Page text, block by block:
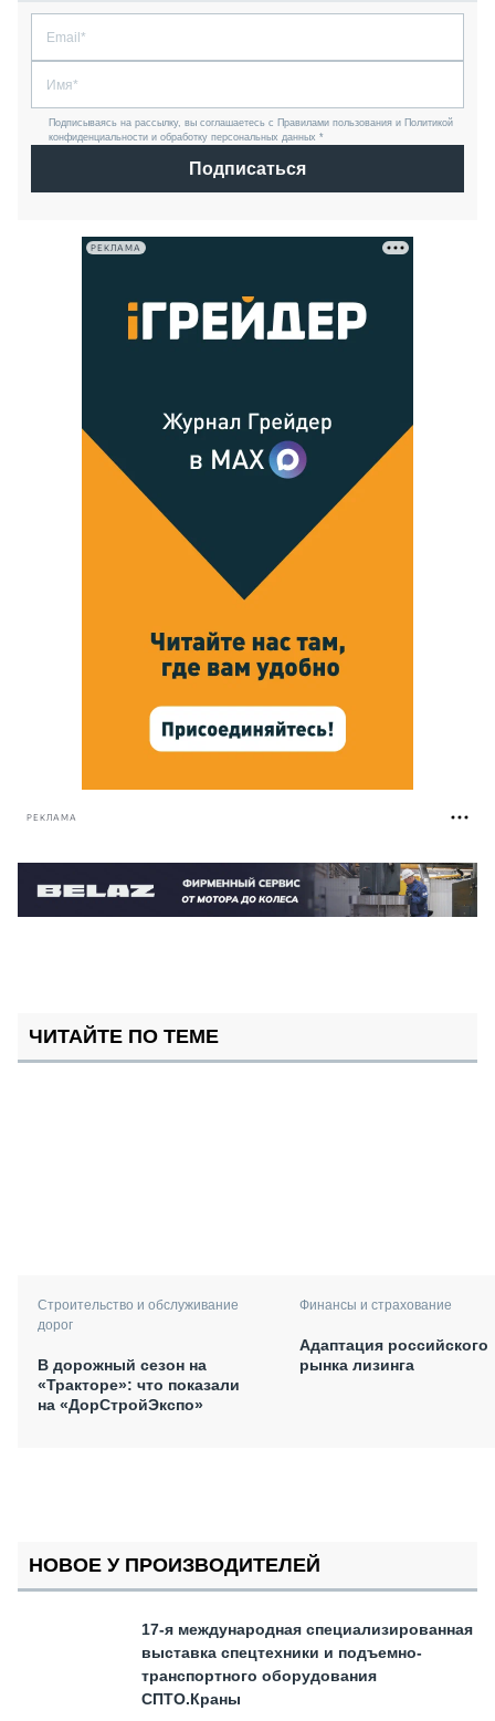
Подписываясь на рассылку, вы соглашаетесь с Правилами пользования и Политикой
конфиденциальности и обработку персональных данных *
Подписаться
РЕКЛАМА
РЕКЛАМА
ЧИТАЙТЕ ПО ТЕМЕ
Строительство и обслуживание
дорог
В дорожный сезон на
«Тракторе»: что показали
на «ДорСтройЭкспо»
Финансы и страхование
Адаптация российского
рынка лизинга
НОВОЕ У ПРОИЗВОДИТЕЛЕЙ
17-я международная специализированная
выставка спецтехники и подъемно-
транспортного оборудования
СПТО.Краны